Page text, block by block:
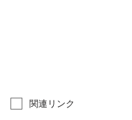
関連リンク